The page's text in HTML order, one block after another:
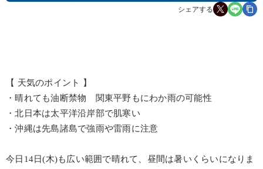
シェアする
【 天気のポイント 】
・晴れても油断禁物 関東平野もにわか雨の可能性
・北日本は太平洋沿岸部で肌寒い
・沖縄は先島諸島で強雨や雷雨に注意
今日14日(木)も広い範囲で晴れて、昼間は暑いくらいになりま